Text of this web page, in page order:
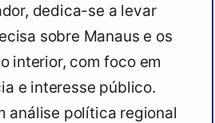
dedica-se a levar
sobre Manaus e os
interior, com foco em
e interesse público.
análise política regional